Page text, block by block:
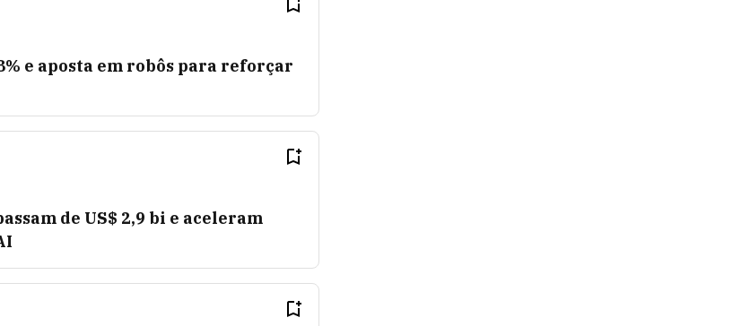
e aposta em robôs para reforçar
de US$ 2,9 bi e aceleram